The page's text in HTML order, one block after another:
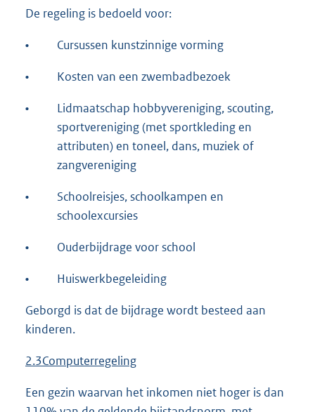
De regeling is bedoeld voor:
• Cursussen kunstzinnige vorming
• Kosten van een zwembadbezoek
•
Lidmaatschap hobbyvereniging, scouting,
sportvereniging (met sportkleding en
attributen) en toneel, dans, muziek of
zangvereniging
•
Schoolreisjes, schoolkampen en
schoolexcursies
• Ouderbijdrage voor school
• Huiswerkbegeleiding
Geborgd is dat de bijdrage wordt besteed aan
kinderen.
2.3Computerregeling
Een gezin waarvan het inkomen niet hoger is dan